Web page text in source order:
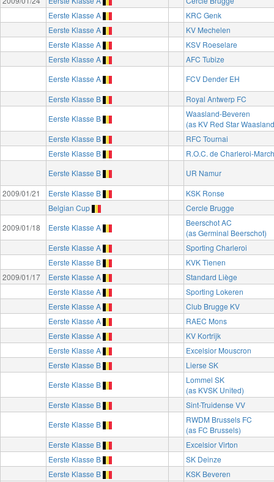
Eerste Klasse A
KRC Genk
Eerste Klasse A
KV Mechelen
Eerste Klasse A
KSV Roeselare
Eerste Klasse A
AFC Tubize
Eerste Klasse A
FCV Dender EH
Eerste Klasse B
Royal Antwerp FC
Eerste Klasse B
Waasland-Beveren
(as KV Red Star
Eerste Klasse B
RFC Tournai
Eerste Klasse B
R.O.C. de Charleroi-
Eerste Klasse B
UR Namur
2009/01/21
Eerste Klasse B
KSK Ronse
Belgian Cup
Cercle Brugge
2009/01/18
Eerste Klasse A
Beerschot AC
(as Germinal Beerschot)
Eerste Klasse A
Sporting Charleroi
Eerste Klasse B
KVK Tienen
2009/01/17
Eerste Klasse A
Standard Liège
Eerste Klasse A
Sporting Lokeren
Eerste Klasse A
Club Brugge KV
Eerste Klasse A
RAEC Mons
Eerste Klasse A
KV Kortrijk
Eerste Klasse A
Excelsior Mouscron
Eerste Klasse B
Lierse SK
Eerste Klasse B
Lommel SK
(as KVSK United)
Eerste Klasse B
Sint-Truidense VV
Eerste Klasse B
RWDM Brussels FC
(as FC Brussels)
Eerste Klasse B
Excelsior Virton
Eerste Klasse B
SK Deinze
Eerste Klasse B
KSK Beveren